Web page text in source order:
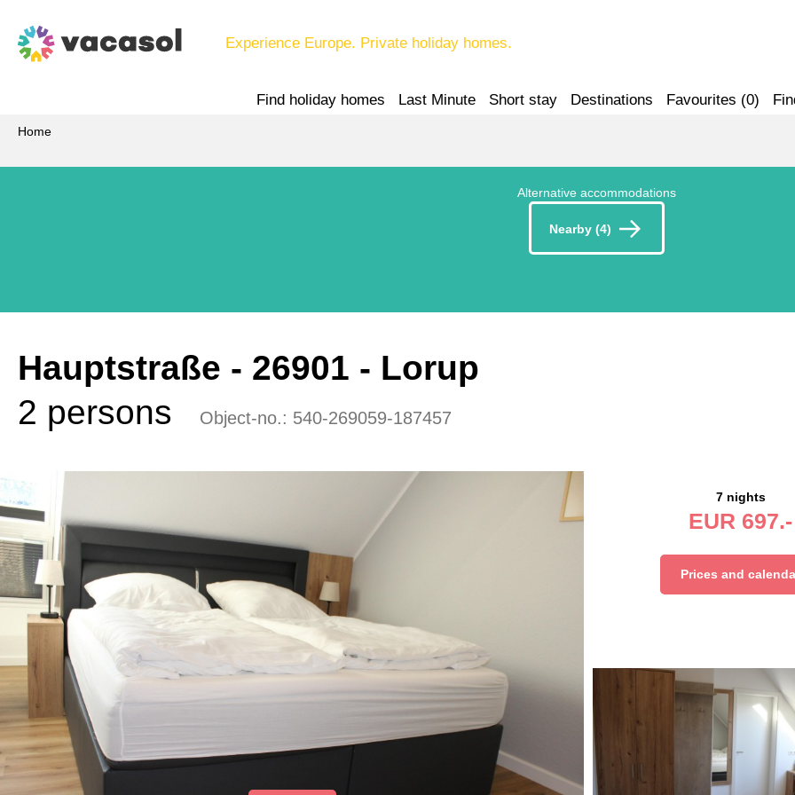
Experience Europe. Private holiday homes.
Find holiday homes Last Minute Short stay Destinations Favourites (0)
Home
Alternative accommodations
Nearby (4)
Hauptstraße - 26901 - Lorup
2 persons
Object-no.: 540-269059-187457
7 nights
EUR 697.-
Prices and